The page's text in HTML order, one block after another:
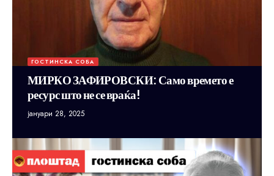
ГОСТИНСКА СОБА
МИРКО ЗАФИРОВСКИ: Само времето е
ресурс што не се враќа!
јануари 28, 2025